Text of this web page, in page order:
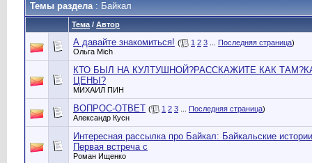
Темы раздела: Байкал
Тема / Автор
А давайте знакомиться! ( 1 2 3 Последняя страница)
Ольга Мich
КТО БЫЛ НА КУЛТУШНОЙ?РАССКАЖИТЕ КАК
ЦЕНЫ?
МИХАИЛ ПИН
ВОПРОС-ОТВЕТ ( 1 2 3 Последняя страница)
Александр Кусн
Интересная рассылка про Байкал: Байкальские
Первая встреча с
Роман Ищенко